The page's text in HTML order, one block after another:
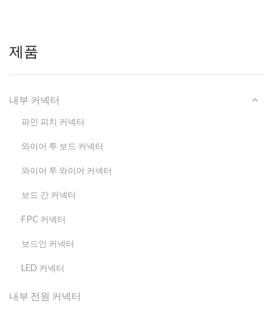
제품
내부 커넥터
파인 피치 커넥터
와이어 투 보드 커넥터
와이어 투 와이어 커넥터
보드 간 커넥터
FPC 커넥터
보드인 커넥터
LED 커넥터
내부 전원 커넥터